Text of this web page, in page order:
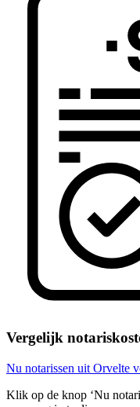
Vergelijk
Nu notarissen uit Orvelte
Klik op de knop ‘Nu